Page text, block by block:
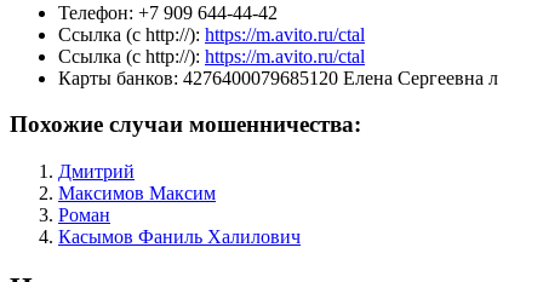
Телефон: +7 909 644-44-42
Ссылка (с http://): https://m.avito.ru/ctal
Ссылка (с http://): https://m.avito.ru/ctal
Карты банков: 4276400079685120 Елена Сергеевна л
Похожие случаи мошенничества:
Дмитрий
Максимов Максим
Роман
Касымов Фаниль Халилович